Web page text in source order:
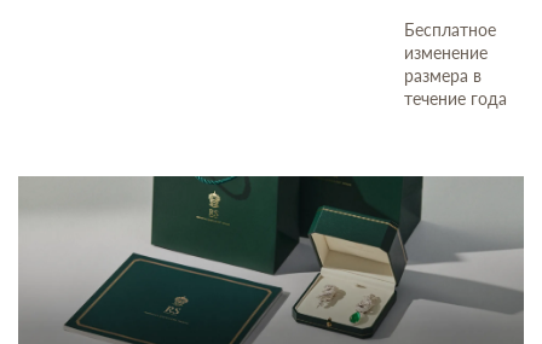
Бесплатное
изменение
размера в
течение года